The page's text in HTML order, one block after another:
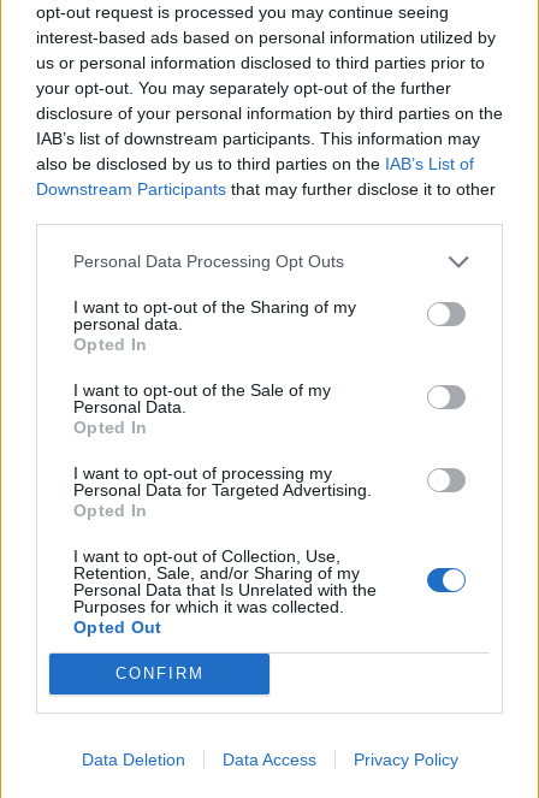
opt-out request is processed you may continue seeing
interest-based ads based on personal information utilized by
us or personal information disclosed to third parties prior to
your opt-out. You may separately opt-out of the further
disclosure of your personal information by third parties on the
IAB’s list of downstream participants. This information may
also be disclosed by us to third parties on the IAB’s List of
Downstream Participants that may further disclose it to other
Personal Data Processing Opt Outs
I want to opt-out of the Sharing of my
personal data.
Opted In
I want to opt-out of the Sale of my
Personal Data.
Opted In
I want to opt-out of processing my
Personal Data for Targeted Advertising.
Opted In
I want to opt-out of Collection, Use,
Retention, Sale, and/or Sharing of my
Personal Data that Is Unrelated with the
Purposes for which it was collected.
Opted Out
CONFIRM
Data Deletion Data Access Privacy Policy
Auto
Sexuality